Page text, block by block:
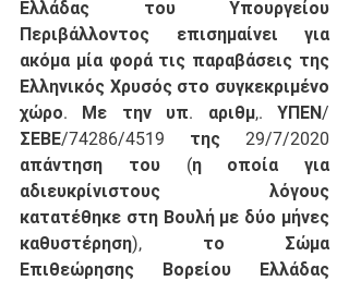
Ελλάδας του Υπουργείου
Περιβάλλοντος επισημαίνει για
ακόμα μία φορά τις παραβάσεις της
Ελληνικός Χρυσός στο συγκεκριμένο
χώρο. Με την υπ. αριθμ,. ΥΠΕΝ/
ΣΕΒΕ/74286/4519 της 29/7/2020
απάντηση του (η οποία για
αδιευκρίνιστους λόγους
κατατέθηκε στη Βουλή με δύο μήνες
καθυστέρηση), το Σώμα
Επιθεώρησης Βορείου Ελλάδας